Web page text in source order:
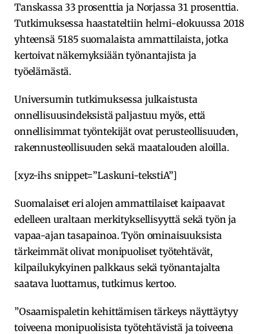
Tanskassa 33 prosenttia ja Norjassa 31 prosenttia.
Tutkimuksessa haastateltiin helmi-elokuussa 2018
yhteensä 5185 suomalaista ammattilaista, jotka
kertoivat näkemyksiään työnantajista ja
työelämästä.
Universumin tutkimuksessa julkaistusta
onnellisuusindeksistä paljastuu myös, että
onnellisimmat työntekijät ovat perusteollisuuden,
rakennusteollisuuden sekä maatalouden aloilla.
[xyz-ihs snippet=”Laskuni-tekstiA”]
Suomalaiset eri alojen ammattilaiset kaipaavat
edelleen uraltaan merkityksellisyyttä sekä työn ja
vapaa-ajan tasapainoa. Työn ominaisuuksista
tärkeimmät olivat monipuoliset työtehtävät,
kilpailukykyinen palkkaus sekä työnantajalta
saatava luottamus, tutkimus kertoo.
”Osaamispaletin kehittämisen tärkeys näyttäytyy
toiveena monipuolisista työtehtävistä ja toiveena